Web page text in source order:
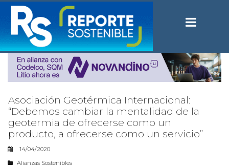
Asociación Geotérmica Internacional:
“Debemos cambiar la mentalidad de la
geotermia de ofrecerse como un
producto, a ofrecerse como un servicio”
14/04/2020
Alianzas Sostenibles